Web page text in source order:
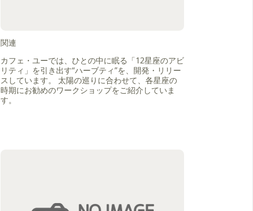
関連
カフェ・ユーでは、ひとの中に眠る「12星座のアビ
リティ」を引き出す“ハーブティ”を、開発・リリー
スしています。 太陽の巡りに合わせて、各星座の
時期にお勧めのワークショップをご紹介していま
す。